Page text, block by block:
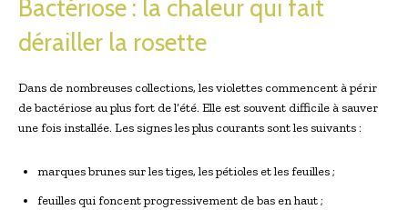
Bactériose : la chaleur qui fait
dérailler la rosette
Dans de nombreuses collections, les violettes commencent à périr
de bactériose au plus fort de l’été. Elle est souvent difficile à sauver
une fois installée. Les signes les plus courants sont les suivants :
marques brunes sur les tiges, les pétioles et les feuilles ;
feuilles qui foncent progressivement de bas en haut ;